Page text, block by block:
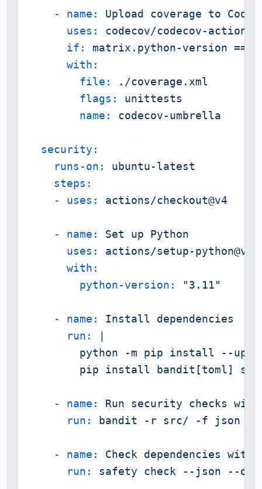
- name: Upload coverage to
uses:
codecov/codecov-
if:
matrix.python-version ==
with:
file:
./coverage.xml
flags:
unittests
name:
codecov-umbrella
security:
runs-on:
ubuntu-latest
steps:
-
uses: actions/checkout@v4
- name: Set up
Python
uses:
actions/setup-python@v4
with:
python-version:
"3.11"
- name: Install
dependencies
run:
python -m pip install --
- name: Run security checks
with
run:
bandit -r src/ -f json
- name: Check dependencies with
run:
safety check --json --